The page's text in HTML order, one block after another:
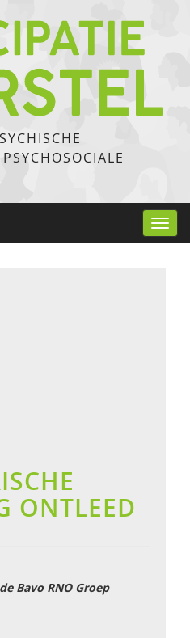
ONTLEED
Bavo RNO Groep